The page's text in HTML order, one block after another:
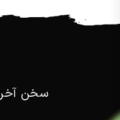
سخن آخر